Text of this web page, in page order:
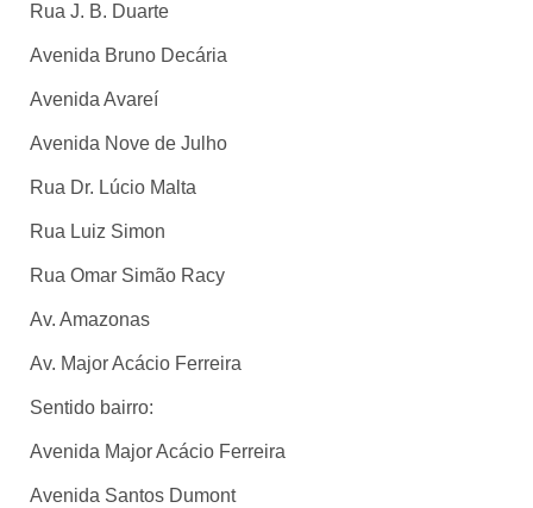
Rua J. B. Duarte
Avenida Bruno Decária
Avenida Avareí
Avenida Nove de Julho
Rua Dr. Lúcio Malta
Rua Luiz Simon
Rua Omar Simão Racy
Av. Amazonas
Av. Major Acácio Ferreira
Sentido bairro:
Avenida Major Acácio Ferreira
Avenida Santos Dumont